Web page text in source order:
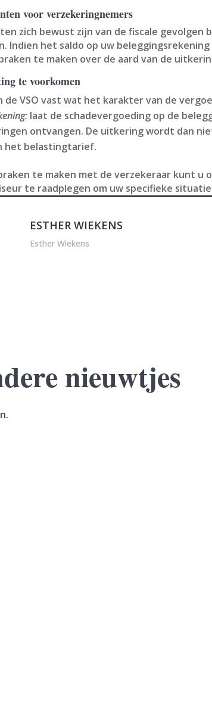
voor verzekeringnemers
zich bewust zijn van de fiscale
Indien het saldo op uw
te maken over de aard van de
te voorkomen
de VSO vast wat het karakter van de
laat de schadevergoeding op de
ontvangen. De uitkering wordt dan
het belastingtarief.
te maken met de verzekeraar kunt u
te raadplegen om uw specifieke
ESTHER WIEKENS
Esther Wiekens
nieuwtjes